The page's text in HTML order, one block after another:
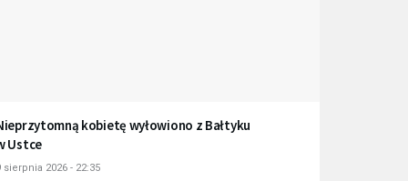
kobietę wyłowiono z Bałtyku
Ustce
sierpnia 2026 - 22:35